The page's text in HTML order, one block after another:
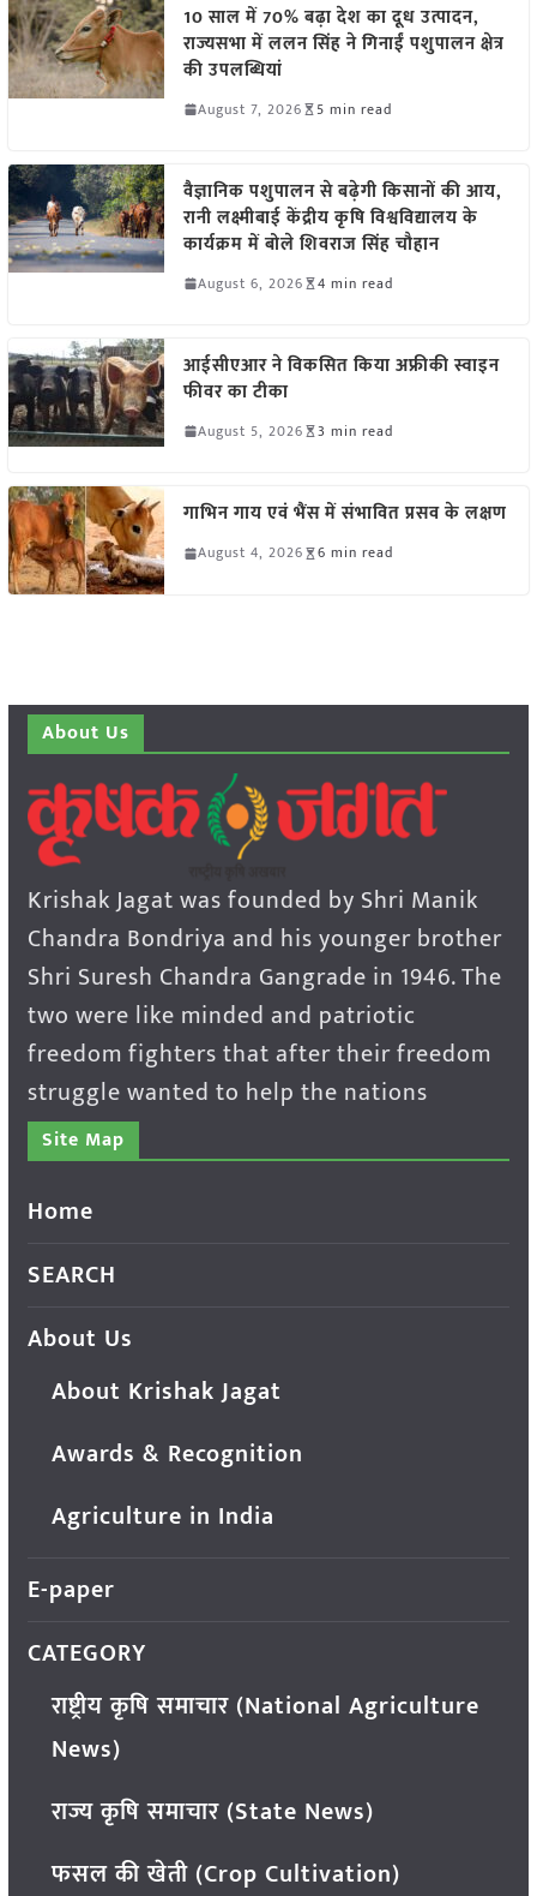
10 साल में 70% बढ़ा देश का दूध उत्पादन,
राज्यसभा में ललन सिंह ने गिनाईं पशुपालन क्षेत्र
की उपलब्धियां
August 7, 2026 5 min read
वैज्ञानिक पशुपालन से बढ़ेगी किसानों की आय,
रानी लक्ष्मीबाई केंद्रीय कृषि विश्वविद्यालय के
कार्यक्रम में बोले शिवराज सिंह चौहान
August 6, 2026 4 min read
आईसीएआर ने विकसित किया अफ्रीकी स्वाइन
फीवर का टीका
August 5, 2026 3 min read
गाभिन गाय एवं भैंस में संभावित प्रसव के लक्षण
August 4, 2026 6 min read
About Us
Krishak Jagat was founded by Shri Manik
Chandra Bondriya and his younger brother
Shri Suresh Chandra Gangrade in 1946. The
two were like minded and patriotic
freedom fighters that after their freedom
struggle wanted to help the nations
Site Map
Home
SEARCH
About Us
About Krishak Jagat
Awards & Recognition
Agriculture in India
E-paper
CATEGORY
राष्ट्रीय कृषि समाचार (National Agriculture
News)
राज्य कृषि समाचार (State News)
फसल की खेती (Crop Cultivation)